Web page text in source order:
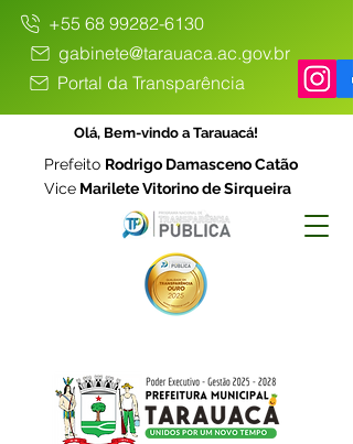
+55 68 99282-6130
gabinete@tarauaca.ac.gov.br
Portal da Transparência
Olá, Bem-vindo a Tarauacá!
Prefeito Rodrigo Damasceno Catão
Vice Marilete Vitorino de Sirqueira